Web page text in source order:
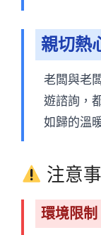
親切熱
老闆與老
遊諮詢，
如歸的溫
注意
環境限制